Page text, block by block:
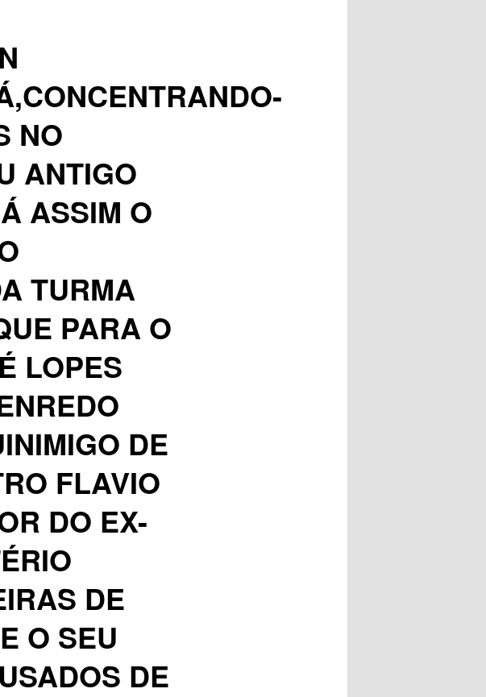
NO
ANTIGO
ASSIM O
TURMA
PARA O
LOPES
DE
FLAVIO
DO EX-
DE
O SEU
DE